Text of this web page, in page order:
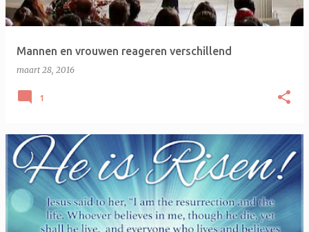
Mannen en vrouwen reageren verschillend
maart 28, 2016
1